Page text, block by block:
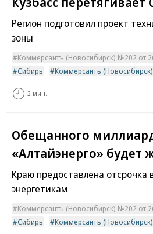
Регион подготовил проект
зоны
Коммерсантъ (Новосибирск) №202 от
Сибирь
Коммерсантъ (Новосибирск)
2 мин.
Обещанного
«Алтайэнерго» будет
Краю предоставлена отсрочка
энергетикам
Коммерсантъ (Новосибирск) №202 от
Сибирь
Коммерсантъ (Новосибирск)